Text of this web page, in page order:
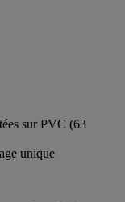
sur PVC (63
unique